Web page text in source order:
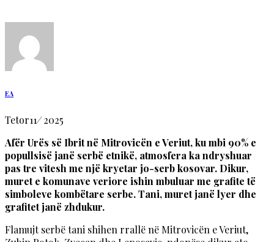
EA
Tetor11/2025
Afër Urës së Ibrit në Mitrovicën e Veriut, ku mbi 90% e
popullsisë janë serbë etnikë, atmosfera ka ndryshuar
pas tre vitesh me një kryetar jo-serb kosovar. Dikur,
muret e komunave veriore ishin mbuluar me grafite të
simboleve kombëtare serbe. Tani, muret janë lyer dhe
grafitet janë zhdukur.
Flamujt serbë tani shihen rrallë në Mitrovicën e Veriut,